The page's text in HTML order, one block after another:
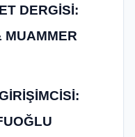
DERGİSİ:
MUAMMER